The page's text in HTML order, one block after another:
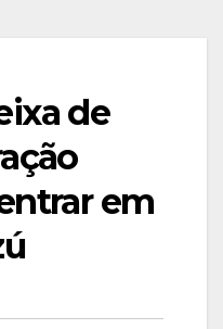
de
em